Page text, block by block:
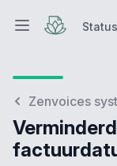
Hoofdmenu
Zenvoices